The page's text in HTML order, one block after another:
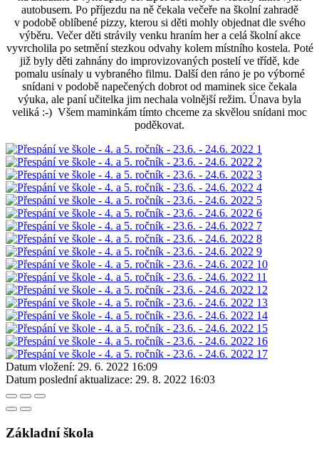
autobusem. Po příjezdu na ně čekala večeře na školní zahradě
v podobě oblíbené pizzy, kterou si děti mohly objednat dle svého
výběru. Večer děti strávily venku hraním her a celá školní akce
vyvrcholila po setmění stezkou odvahy kolem místního kostela. Poté
již byly děti zahnány do improvizovaných postelí ve třídě, kde
pomalu usínaly u vybraného filmu. Další den ráno je po výborné
snídani v podobě napečených dobrot od maminek sice čekala
výuka, ale paní učitelka jim nechala volnější režim. Únava byla
veliká :-) Všem maminkám tímto chceme za skvělou snídani moc
poděkovat.
Datum vložení: 29. 6. 2022 16:09
Datum poslední aktualizace: 29. 8. 2022 16:03
Základní škola